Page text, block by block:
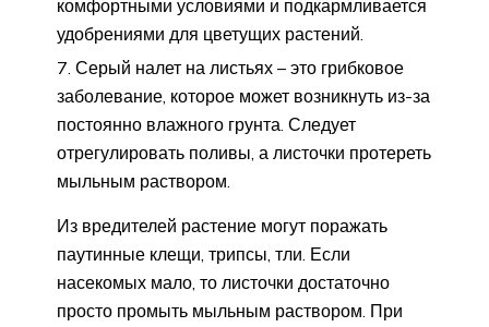
комфортными условиями и подкармливается
удобрениями для цветущих растений.
Серый налет на листьях – это грибковое
заболевание, которое может возникнуть из-за
постоянно влажного грунта. Следует
отрегулировать поливы, а листочки протереть
мыльным раствором.
Из вредителей растение могут поражать
паутинные клещи, трипсы, тли. Если
насекомых мало, то листочки достаточно
просто промыть мыльным раствором. При